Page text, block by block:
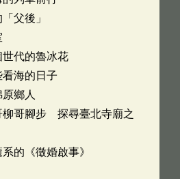
父後」
代的魯冰花
海的日子
鄉人
柳哥腳步 探尋臺北寺廟之
的《徵婚啟事》